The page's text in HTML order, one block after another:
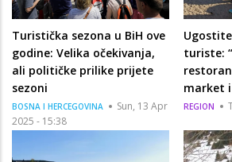
Turistička sezona u BiH ove
godine: Velika očekivanja,
ali političke prilike prijete
sezoni
BOSNA I HERCEGOVINA
Sun, 13 Apr
2025 - 15:38
turiste:
market
REGION